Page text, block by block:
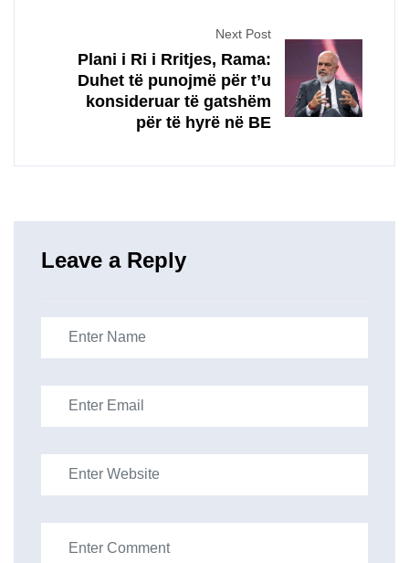
Next Post
Plani i Ri i Rritjes, Rama:
Duhet të punojmë për t’u
konsideruar të gatshëm
për të hyrë në BE
Leave a Reply